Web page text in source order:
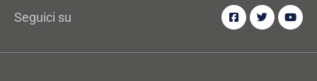
Seguici su